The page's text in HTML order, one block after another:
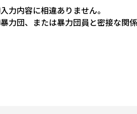
入力内容に相違ありません。
暴力団、または暴力団員と密接な関